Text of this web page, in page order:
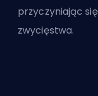
przyczyniając
zwycięstwa.